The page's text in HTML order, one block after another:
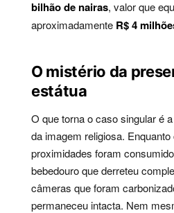
bilhão de nairas, valor que
aproximadamente R$ 4
O mistério da
estátua
O que torna o caso singular é
da imagem religiosa.
proximidades foram
bebedouro que derreteu
câmeras que foram
permaneceu intacta. Nem